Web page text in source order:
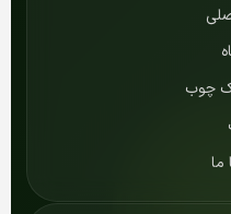
چوب
ما